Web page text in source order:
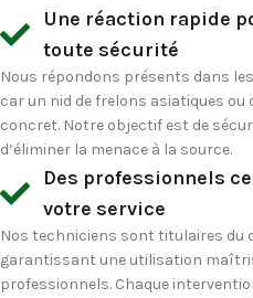
Une réaction rapide
toute sécurité
Nous répondons présents dans
car un nid de frelons asiatiques ou
concret. Notre objectif est de
d’éliminer la menace à la source.
Des professionnels
votre service
Nos techniciens sont titulaires du
garantissant une utilisation
professionnels. Chaque